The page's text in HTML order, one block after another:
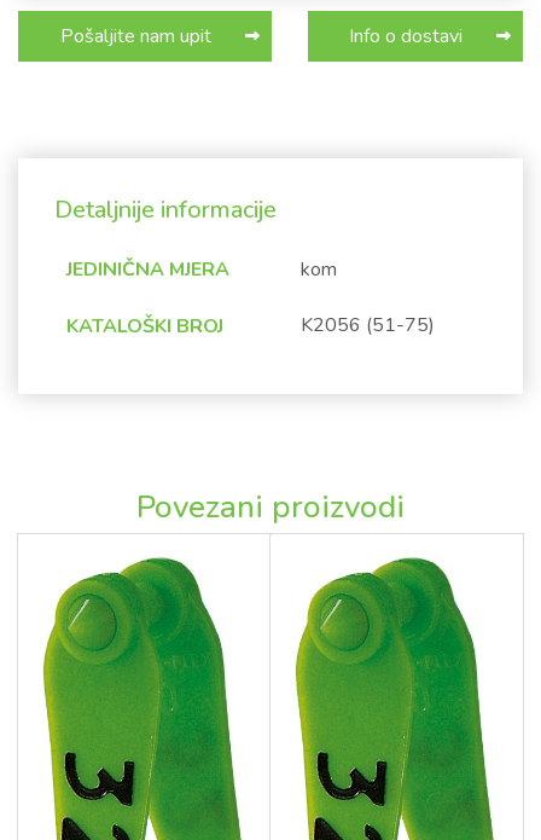
Pošaljite nam upit Info o dostavi
Detaljnije informacije
JEDINIČNA MJERA kom
KATALOŠKI BROJ K2056 (51-75)
Povezani proizvodi